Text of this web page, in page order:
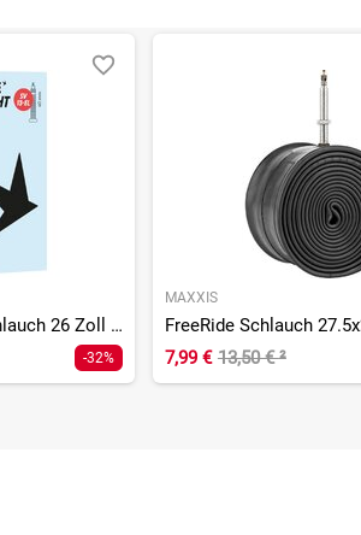
SV13-EL Extra Light Schlauch 26 Zoll - 40 mm
-32%
MAXXIS
7,99 € 13,50 €²